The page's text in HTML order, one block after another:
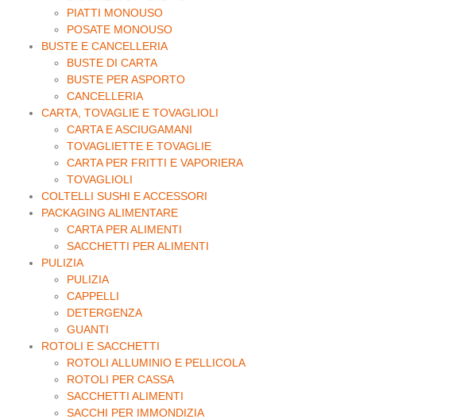
PIATTI MONOUSO
POSATE MONOUSO
BUSTE E CANCELLERIA
BUSTE DI CARTA
BUSTE PER ASPORTO
CANCELLERIA
CARTA, TOVAGLIE E TOVAGLIOLI
CARTA E ASCIUGAMANI
TOVAGLIETTE E TOVAGLIE
CARTA PER FRITTI E VAPORIERA
TOVAGLIOLI
COLTELLI SUSHI E ACCESSORI
PACKAGING ALIMENTARE
CARTA PER ALIMENTI
SACCHETTI PER ALIMENTI
PULIZIA
PULIZIA
CAPPELLI
DETERGENZA
GUANTI
ROTOLI E SACCHETTI
ROTOLI ALLUMINIO E PELLICOLA
ROTOLI PER CASSA
SACCHETTI ALIMENTI
SACCHI PER IMMONDIZIA